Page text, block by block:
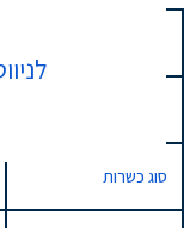
סוג כשרות